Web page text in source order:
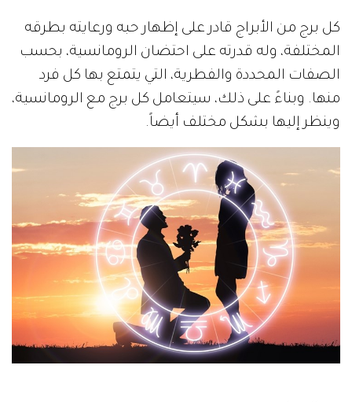
كل برج من الأبراج قادر على إظهار حبه ورعايته بطرقه
المختلفة، وله قدرته على احتضان الرومانسية، بحسب
الصفات المحددة والفطرية، التي يتمتع بها كل فرد
منها. وبناءً على ذلك، سيتعامل كل برج مع الرومانسية،
وينظر إليها بشكل مختلف أيضاً.